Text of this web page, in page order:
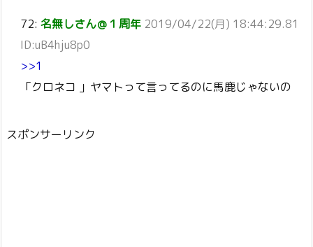
72: 名無しさん＠１周年 2019/04/22(月) 18:44:29.81
ID:uB4hju8p0
>>1
「クロネコ 」ヤマトって言ってるのに馬鹿じゃないの
スポンサーリンク